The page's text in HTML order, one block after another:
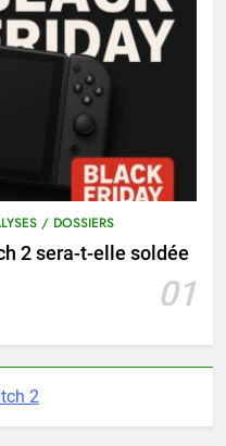
/ DOSSIERS
2 sera-t-elle soldée
01
2